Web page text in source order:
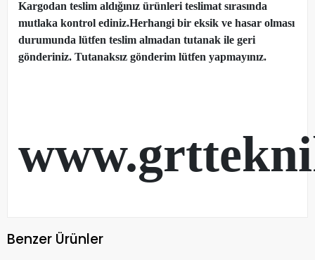
Kargodan teslim aldığınız ürünleri teslimat sırasında
mutlaka kontrol ediniz.Herhangi bir eksik ve hasar olması
durumunda lütfen teslim almadan tutanak ile geri
gönderiniz. Tutanaksız gönderim lütfen yapmayınız.
Benzer Ürünler